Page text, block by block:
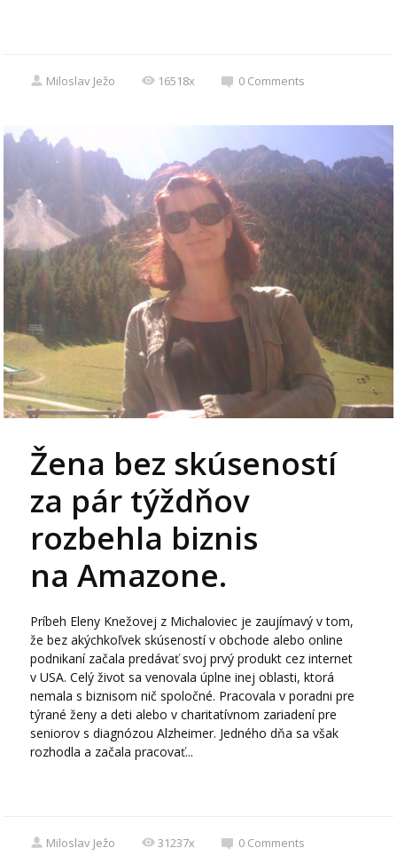
Miloslav Ježo 16518x 0 Comments
Žena bez skúseností
za pár týždňov
rozbehla biznis
na Amazone.
Príbeh Eleny Knežovej z Michaloviec je zaujímavý v tom,
že bez akýchkoľvek skúseností v obchode alebo online
podnikaní začala predávať svoj prvý produkt cez internet
v USA. Celý život sa venovala úplne inej oblasti, ktorá
nemala s biznisom nič spoločné. Pracovala v poradni pre
týrané ženy a deti alebo v charitatívnom zariadení pre
seniorov s diagnózou Alzheimer. Jedného dňa sa však
rozhodla a začala pracovať...
Miloslav Ježo 31237x 0 Comments